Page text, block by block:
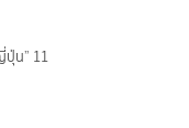
ปุ่น” 11